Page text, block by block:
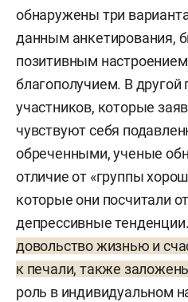
обнаружены три
данным анкетирования,
позитивным
благополучием. В другой
участников, которые
чувствуют себя
обреченными, ученые
отличие от «группы
которые они посчитали
депрессивные
довольство жизнью и
к печали, также
роль в индивидуальном